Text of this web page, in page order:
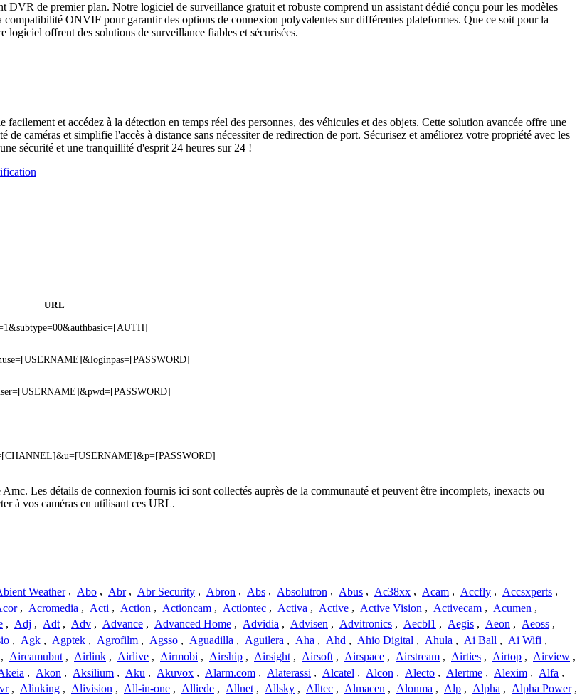
de premier plan. Notre logiciel de surveillance gratuit et robuste comprend un assistant dédié conçu pour les modèles
ONVIF pour garantir des options de connexion polyvalentes sur différentes plateformes. Que ce soit pour la
logiciel offrent des solutions de surveillance fiables et sécurisées.
et accédez à la détection en temps réel des personnes, des véhicules et des objets. Cette solution avancée offre une
caméras et simplifie l'accès à distance sans nécessiter de redirection de port. Sécurisez et améliorez votre propriété avec les
sécurité et une tranquillité d'esprit 24 heures sur 24 !
URL
Les détails de connexion fournis ici sont collectés auprès de la communauté et peuvent être incomplets, inexacts ou
à vos caméras en utilisant ces URL.
Weather , Abo , Abr , Abr Security , Abron , Abs , Absolutron , Abus , Ac38xx , Acam , Accfly , Accsxperts ,
, Acromedia , Acti , Action , Actioncam , Actiontec , Activa , Active , Active Vision , Activecam , Acumen ,
, Adj , Adt , Adv , Advance , Advanced Home , Advidia , Advisen , Advitronics , Aecbl1 , Aegis , Aeon , Aeoss ,
, Agk , Agptek , Agrofilm , Agsso , Aguadilla , Aguilera , Aha , Ahd , Ahio Digital , Ahula , Ai Ball , Ai Wifi ,
, Aircamubnt , Airlink , Airlive , Airmobi , Airship , Airsight , Airsoft , Airspace , Airstream , Airties , Airtop , Airview ,
, Akon , Aksilium , Aku , Akuvox , Alarm.com , Alaterassi , Alcatel , Alcon , Alecto , Alertme , Alexim , Alfa ,
, Alinking , Alivision , All-in-one , Alliede , Allnet , Allsky , Alltec , Almacen , Alonma , Alp , Alpha , Alpha Power ,